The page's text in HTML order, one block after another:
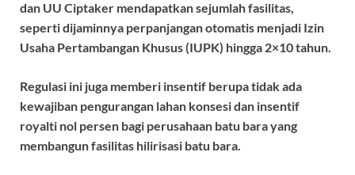
dan UU Ciptaker mendapatkan sejumlah fasilitas,
seperti dijaminnya perpanjangan otomatis menjadi Izin
Usaha Pertambangan Khusus (IUPK) hingga 2×10 tahun.
Regulasi ini juga memberi insentif berupa tidak ada
kewajiban pengurangan lahan konsesi dan insentif
royalti nol persen bagi perusahaan batu bara yang
membangun fasilitas hilirisasi batu bara.